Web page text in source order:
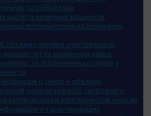
потребителям
расчета величины мощности,
потребителем на розничном
объемах покупки электрической
(мощности) на розничном рынке
за исключением покупки у
о ценах и объемах
энергии каждого свободного
купли-продажи электрической энергии
о гарантирующем